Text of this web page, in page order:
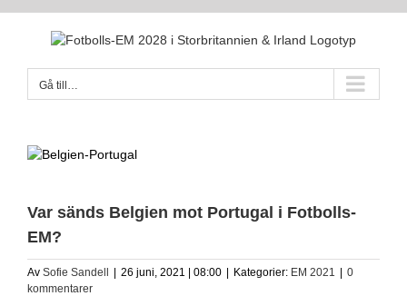
Gå till…
Var sänds Belgien mot Portugal i Fotbolls-
EM?
Av Sofie Sandell 26 juni, 2021 | 08:00 Kategorier: EM 2021
0
kommentarer